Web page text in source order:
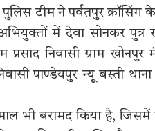
टीम ने पर्वतपुर
में देवा सोनकर पुत्र
निवासी ग्राम
निवासी पाण्डेयपुर न्यू बस्ती
भी बरामद किया है,